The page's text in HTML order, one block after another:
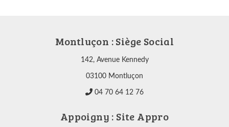
Montluçon : Siège Social
142, Avenue Kennedy
03100 Montluçon
04 70 64 12 76
Appoigny : Site Appro